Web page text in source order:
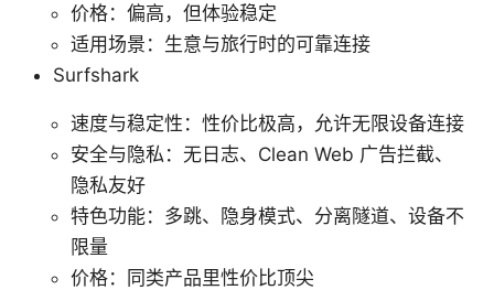
价格：偏高，但体验稳定
适用场景：生意与旅行时的可靠连接
Surfshark
速度与稳定性：性价比极高，允许无限设备连接
安全与隐私：无日志、Clean Web 广告拦截、
隐私友好
特色功能：多跳、隐身模式、分离隧道、设备不
限量
价格：同类产品里性价比顶尖